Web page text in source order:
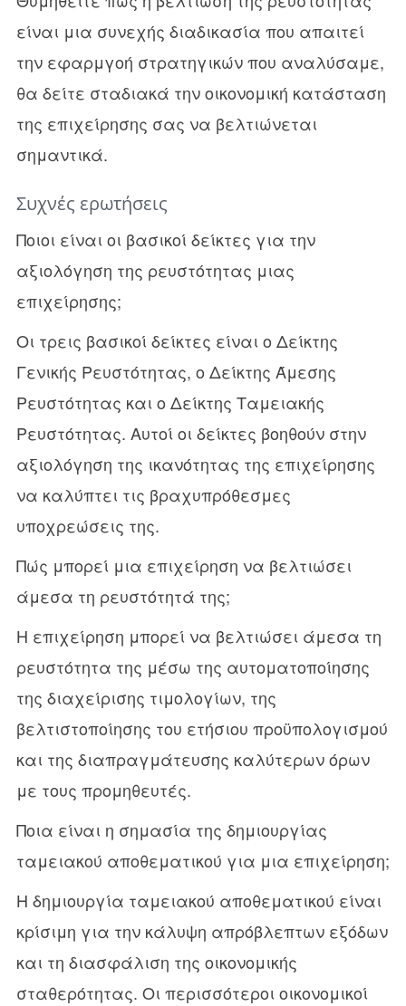
είναι μια συνεχής διαδικασία που απαιτεί
την εφαρμγοή στρατηγικών που αναλύσαμε,
θα δείτε σταδιακά την οικονομική κατάσταση
της επιχείρησης σας να βελτιώνεται
σημαντικά.
Συχνές ερωτήσεις
Ποιοι είναι οι βασικοί δείκτες για την
αξιολόγηση της ρευστότητας μιας
επιχείρησης;
Οι τρεις βασικοί δείκτες είναι ο Δείκτης
Γενικής Ρευστότητας, ο Δείκτης Άμεσης
Ρευστότητας και ο Δείκτης Ταμειακής
Ρευστότητας. Αυτοί οι δείκτες βοηθούν στην
αξιολόγηση της ικανότητας της επιχείρησης
να καλύπτει τις βραχυπρόθεσμες
υποχρεώσεις της.
Πώς μπορεί μια επιχείρηση να βελτιώσει
άμεσα τη ρευστότητά της;
Η επιχείρηση μπορεί να βελτιώσει άμεσα τη
ρευστότητα της μέσω της αυτοματοποίησης
της διαχείρισης τιμολογίων, της
βελτιστοποίησης του ετήσιου προϋπολογισμού
και της διαπραγμάτευσης καλύτερων όρων
με τους προμηθευτές.
Ποια είναι η σημασία της δημιουργίας
ταμειακού αποθεματικού για μια επιχείρηση;
Η δημιουργία ταμειακού αποθεματικού είναι
κρίσιμη για την κάλυψη απρόβλεπτων εξόδων
και τη διασφάλιση της οικονομικής
σταθερότητας. Οι περισσότεροι οικονομικοί